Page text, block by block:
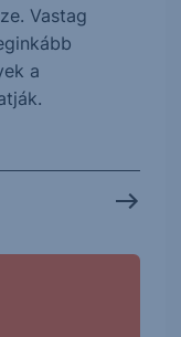
Vastag
a